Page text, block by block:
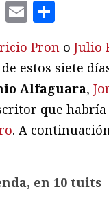
Telegram
Email
Pron o Julio
estos siete
Alfaguara,
que
. A
en 10 tuits